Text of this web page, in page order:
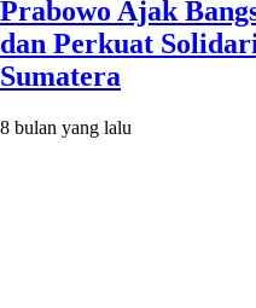
Prabowo Ajak
dan Perkuat
Sumatera
8 bulan yang lalu